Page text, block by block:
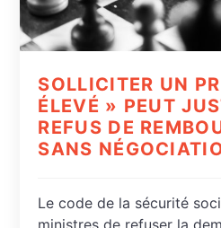
SOLLICITER UN
ÉLEVÉ » PEUT
REFUS DE
SANS
Le code de la sécurité